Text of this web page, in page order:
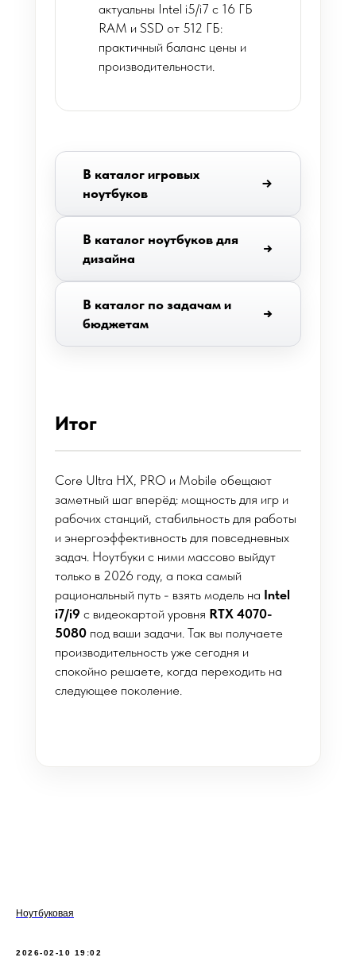
актуальны Intel i5/i7 с 16 ГБ
RAM и SSD от 512 ГБ:
практичный баланс цены и
производительности.
В каталог игровых
ноутбуков
В каталог ноутбуков для
дизайна
В каталог по задачам и
бюджетам
Итог
Core Ultra HX, PRO и Mobile обещают
заметный шаг вперёд: мощность для игр и
рабочих станций, стабильность для работы
и энергоэффективность для повседневных
задач. Ноутбуки с ними массово выйдут
только в 2026 году, а пока самый
рациональный путь - взять модель на Intel
i7/i9 с видеокартой уровня RTX 4070-
5080 под ваши задачи. Так вы получаете
производительность уже сегодня и
спокойно решаете, когда переходить на
следующее поколение.
Ноутбуковая
2026-02-10 19:02